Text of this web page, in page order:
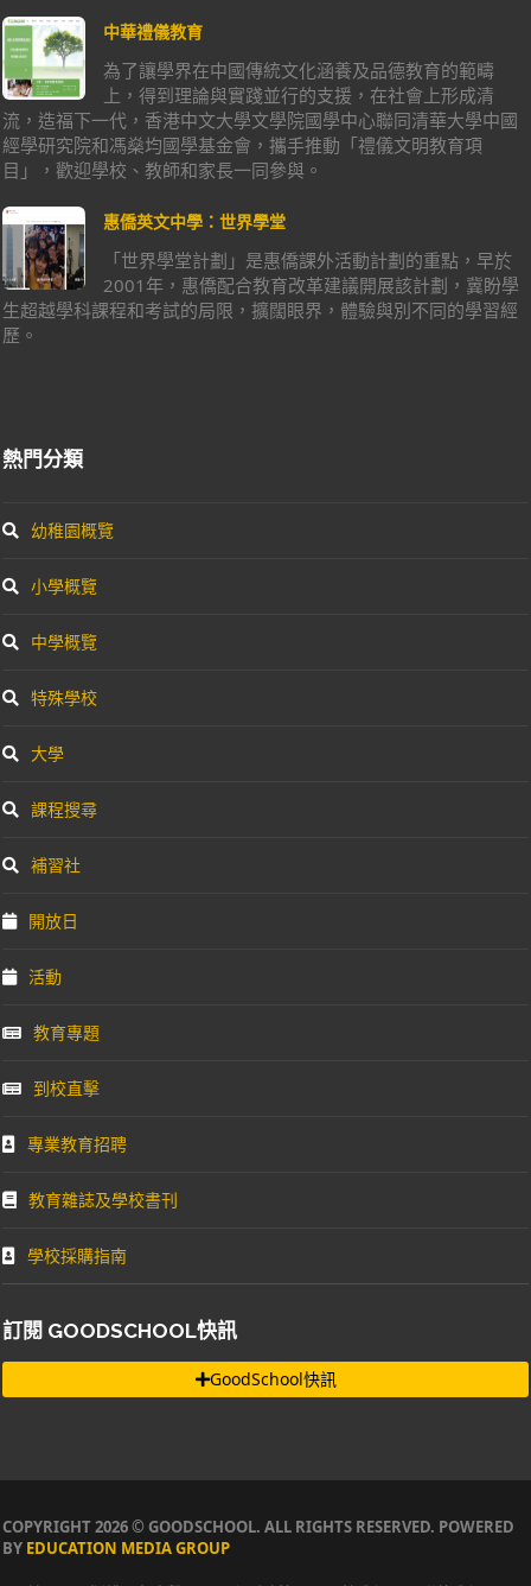
中華禮儀教育
為了讓學界在中國傳統文化涵養及品德教育的範疇
上，得到理論與實踐並行的支援，在社會上形成清
流，造福下一代，香港中文大學文學院國學中心聯同清華大學中國
經學研究院和馮燊均國學基金會，攜手推動「禮儀文明教育項
目」，歡迎學校、教師和家長一同參與。
惠僑英文中學：世界學堂
「世界學堂計劃」是惠僑課外活動計劃的重點，早於
2001年，惠僑配合教育改革建議開展該計劃，冀盼學
生超越學科課程和考試的局限，擴闊眼界，體驗與別不同的學習經
歷。
熱門分類
幼稚園概覽
小學概覽
中學概覽
特殊學校
大學
課程搜尋
補習社
開放日
活動
教育專題
到校直擊
專業教育招聘
教育雜誌及學校書刊
學校採購指南
訂閱 GOODSCHOOL快訊
GoodSchool快訊
COPYRIGHT 2026 © GOODSCHOOL. ALL RIGHTS RESERVED. POWERED
BY EDUCATION MEDIA GROUP